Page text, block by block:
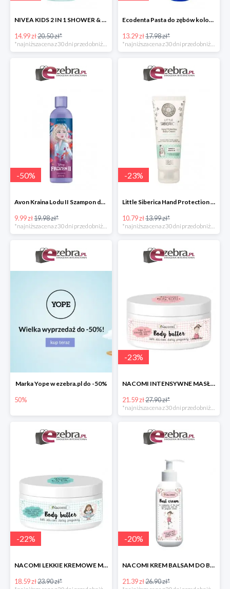
NIVEA KIDS 2 IN 1 SHOWER & SZAMPOO ŻEL DO MYCIA CIAŁA I WŁOSÓW
14.99 zł20.50 zł*
*najniższa cena z 30 dni przed obniżką
Ecodenta Pasta do zębów kolorowa niespodzianka
13.29 zł17.98 zł*
*najniższa cena z 30 dni przed obniżką
-50%
Avon Kraina Lodu II Szampon do włosów dla dzieci
9.99 zł19.98 zł*
-23%
Little Siberica Hand Protection Baby Cream Natura Siberica ochronny krem do rąk dla dziec
10.79 zł13.99 zł*
Marka Yope w ezebra.pl do -50%
50%
-23%
NACOMI INTENSYWNE MASŁO DLA KOBIET W CIĄŻY
21.59 zł27.90 zł*
-22%
NACOMI LEKKIE KREMOWE MASŁO DLA KOBIET W CIĄŻY
18.59 zł23.90 zł*
-20%
NACOMI KREM BALSAM DO BIUSTU DLA KOBIET W CIĄŻY
21.39 zł26.90 zł*